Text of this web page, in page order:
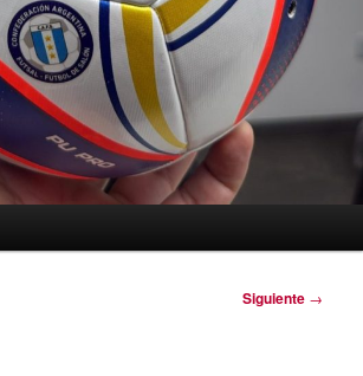
Siguiente →